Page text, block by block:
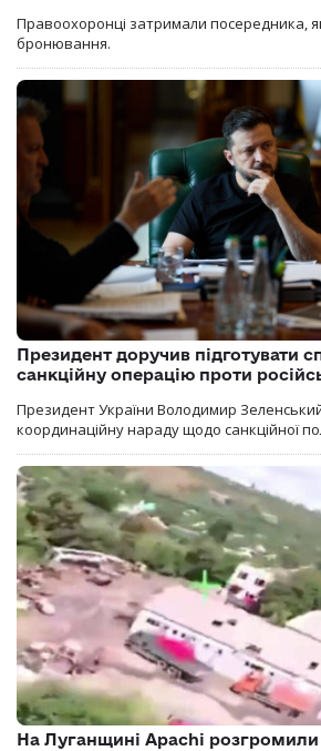
Правоохоронці затримали посередника,
бронювання.
Президент доручив підготувати
санкційну операцію проти
Президент України Володимир
координаційну нараду щодо санкційної
На Луганщині Apachi розгромили